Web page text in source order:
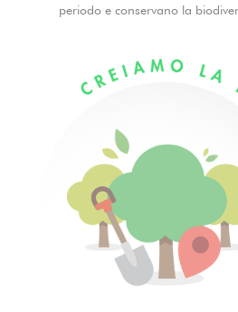
periodo e conservano la